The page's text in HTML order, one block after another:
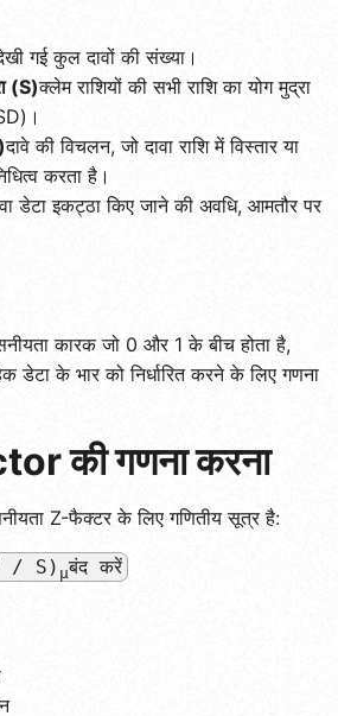
गई कुल दावों की संख्या।
(S)क्लेम राशियों की सभी राशि का योग मुद्रा
दावे की विचलन, जो दावा राशि में विस्तार या
करता है।
डेटा इकट्ठा किए जाने की अवधि, आमतौर पर
कारक जो 0 और 1 के बीच होता है,
डेटा के भार को निर्धारित करने के लिए गणना
की गणना करना
Z-फैक्टर के लिए गणितीय सूत्र है:
/ S) µबंद करें